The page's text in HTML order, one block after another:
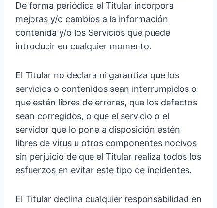
De forma periódica el Titular incorpora
mejoras y/o cambios a la información
contenida y/o los Servicios que puede
introducir en cualquier momento.
El Titular no declara ni garantiza que los
servicios o contenidos sean interrumpidos o
que estén libres de errores, que los defectos
sean corregidos, o que el servicio o el
servidor que lo pone a disposición estén
libres de virus u otros componentes nocivos
sin perjuicio de que el Titular realiza todos los
esfuerzos en evitar este tipo de incidentes.
El Titular declina cualquier responsabilidad en